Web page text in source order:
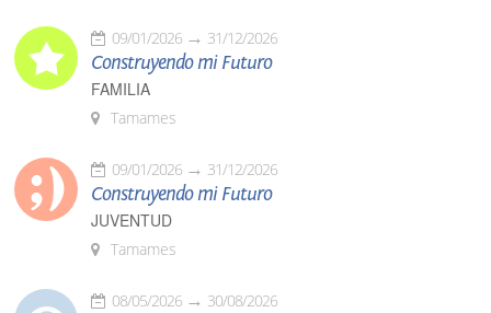
09/01/2026 31/12/2026
Construyendo mi Futuro
FAMILIA
Tamames
09/01/2026 31/12/2026
Construyendo mi Futuro
JUVENTUD
Tamames
08/05/2026 30/08/2026